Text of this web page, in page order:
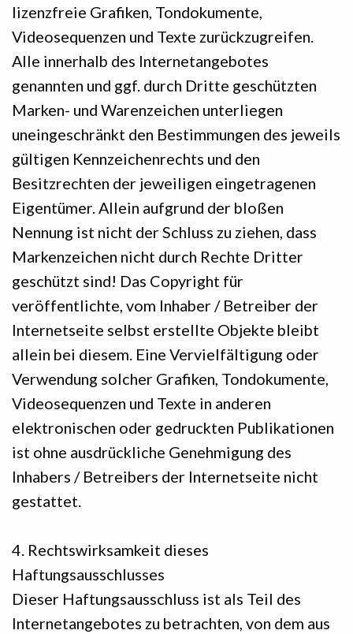
lizenzfreie Grafiken, Tondokumente,
Videosequenzen und Texte zurückzugreifen.
Alle innerhalb des Internetangebotes
genannten und ggf. durch Dritte geschützten
Marken- und Warenzeichen unterliegen
uneingeschränkt den Bestimmungen des jeweils
gültigen Kennzeichenrechts und den
Besitzrechten der jeweiligen eingetragenen
Eigentümer. Allein aufgrund der bloßen
Nennung ist nicht der Schluss zu ziehen, dass
Markenzeichen nicht durch Rechte Dritter
geschützt sind! Das Copyright für
veröffentlichte, vom Inhaber / Betreiber der
Internetseite selbst erstellte Objekte bleibt
allein bei diesem. Eine Vervielfältigung oder
Verwendung solcher Grafiken, Tondokumente,
Videosequenzen und Texte in anderen
elektronischen oder gedruckten Publikationen
ist ohne ausdrückliche Genehmigung des
Inhabers / Betreibers der Internetseite nicht
gestattet.
4. Rechtswirksamkeit dieses
Haftungsausschlusses
Dieser Haftungsausschluss ist als Teil des
Internetangebotes zu betrachten, von dem aus